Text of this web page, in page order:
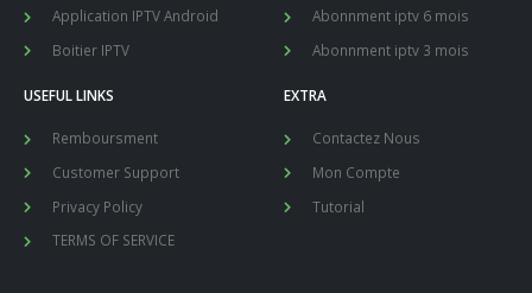
Application IPTV Android
Boitier IPTV
Abonnment iptv 6 mois
Abonnment iptv 3 mois
USEFUL LINKS
Remboursment
Customer Support
Privacy Policy
TERMS OF SERVICE
EXTRA
Contactez Nous
Mon Compte
Tutorial